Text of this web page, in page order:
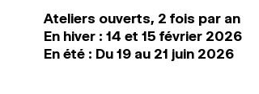
Ateliers ouverts, 2 fois par an
En hiver : 14 et 15 février 2026
En été : Du 19 au 21 juin 2026